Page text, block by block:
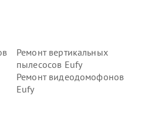
Ремонт вертикальных
пылесосов Eufy
Ремонт видеодомофонов
Eufy